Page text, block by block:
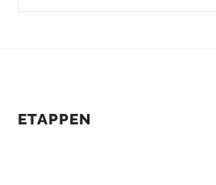
ETAPPEN